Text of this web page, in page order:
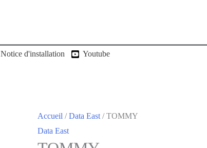
Notice d'installation
Youtube
Accueil /Data East / TOMMY
Data East